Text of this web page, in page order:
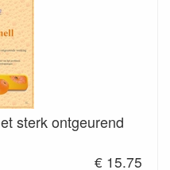
sterk ontgeurend
€ 15.75